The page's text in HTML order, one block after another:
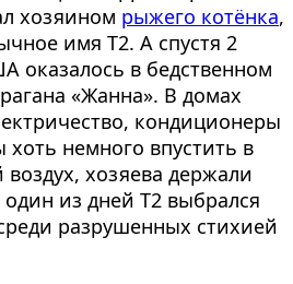
хозяином рыжего котёнка,
имя Т2. А спустя 2
оказалось в бедственном
«Жанна». В домах
кондиционеры
немного впустить в
хозяева держали
из дней Т2 выбрался
разрушенных стихией